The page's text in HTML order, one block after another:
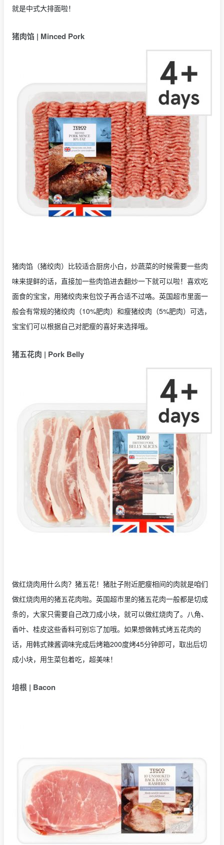
就是中式大排面啦！
猪肉馅 | Minced Pork
猪肉馅（猪绞肉）比较适合厨房小白，炒蔬菜的时候需要一些肉
味来提鲜的话，直接加一些肉馅进去翻炒一下就可以啦！喜欢吃
面食的宝宝，用猪绞肉来包饺子再合适不过咯。英国超市里面一
般会有常规的猪绞肉（10%肥肉）和瘦猪绞肉（5%肥肉）可选，
宝宝们可以根据自己对肥瘦的喜好来选择哦。
猪五花肉 | Pork Belly
做红烧肉用什么肉？猪五花！猪肚子附近肥瘦相间的肉就是咱们
做红烧肉用的猪五花肉啦。英国超市里的猪五花肉一般都是切成
条的，大家只需要自己改刀成小块，就可以做红烧肉了。八角、
香叶、桂皮这些香料可别忘了加哦。如果想做韩式烤五花肉的
话，用韩式辣酱调味完成后烤箱200度烤45分钟即可，取出后切
成小块，用生菜包着吃，超美味！
培根 | Bacon